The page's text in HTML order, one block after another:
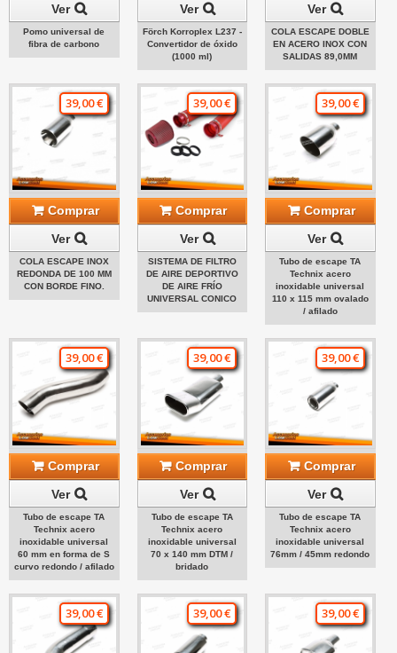
Ver
Pomo universal de
fibra de carbono
Ver
Förch Korroplex L237 -
Convertidor de óxido
(1000 ml)
Ver
COLA ESCAPE DOBLE
EN ACERO INOX CON
SALIDAS 89,0MM
39,00 €
Comprar
Ver
COLA ESCAPE INOX
REDONDA DE 100 MM
CON BORDE FINO.
39,00 €
Comprar
Ver
SISTEMA DE FILTRO
DE AIRE DEPORTIVO
DE AIRE FRÍO
UNIVERSAL CONICO
39,00 €
Comprar
Ver
Tubo de escape TA
Technix acero
inoxidable universal
110 x 115 mm ovalado
/ afilado
39,00 €
Comprar
Ver
Tubo de escape TA
Technix acero
inoxidable universal
60 mm en forma de S
curvo redondo / afilado
39,00 €
Comprar
Ver
Tubo de escape TA
Technix acero
inoxidable universal
70 x 140 mm DTM /
bridado
39,00 €
Comprar
Ver
Tubo de escape TA
Technix acero
inoxidable universal
76mm / 45mm redondo
39,00 € 39,00 € 39,00 €